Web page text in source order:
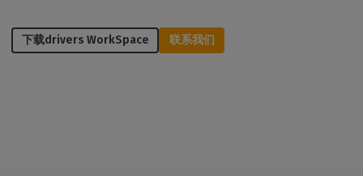
下载drivers WorkSpace 联系我们